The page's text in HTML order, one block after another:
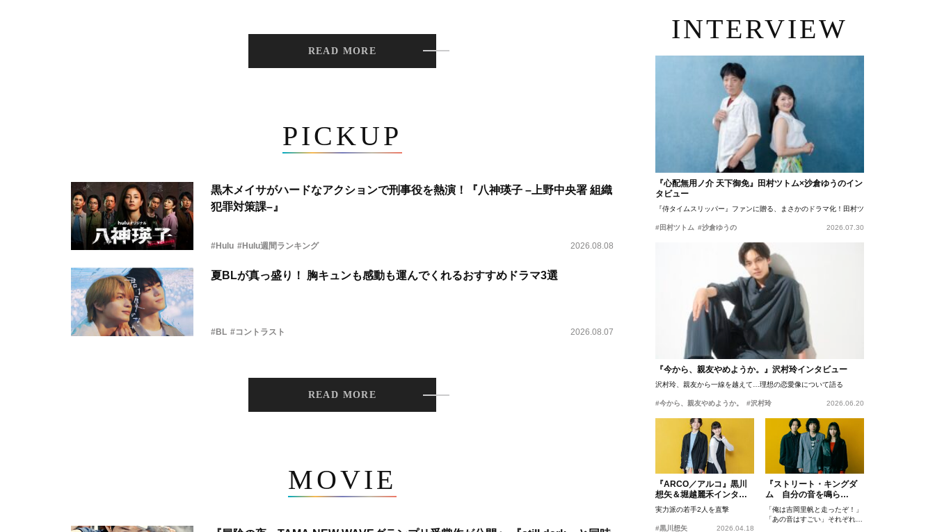
READ MORE
PICKUP
黒木メイサがハードなアクションで刑事役を熱演！『八神瑛子 –上野中央署 組織
犯罪対策課–』
#Hulu #Hulu週間ランキング 2026.08.08
夏BLが真っ盛り！ 胸キュンも感動も運んでくれるおすすめドラマ3選
#BL #コントラスト 2026.08.07
READ MORE
MOVIE
INTERVIEW
『心配無用ノ介 天下御免』田村ツトム×沙倉ゆうのイン
タビュー
『侍タイムスリッパー』ファンに贈る、まさかのドラマ化！田村ツトム×沙倉ゆうのが語
#田村ツトム #沙倉ゆうの 2026.07.30
『今から、親友やめようか。』沢村玲インタビュー
沢村玲、親友から一線を越えて…理想の恋愛像について語る
#今から、親友やめようか。 #沢村玲 2026.06.20
『ARCO／アルコ』黒川
想矢＆堀越麗禾インタビ
ュー
実力派の若手2人を直撃
#黒川想矢 2026.04.18
『ストリート・キングダ
ム 自分の音を鳴ら
せ。』峯田和伸、若葉竜
也、吉岡里帆インタビュ
ー
「俺は吉岡里帆と走ったぞ！」
「あの音はすごい」それぞれの